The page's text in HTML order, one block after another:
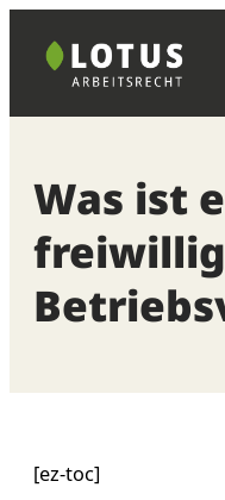
Inhalt
springen
Was ist
[ez-toc]